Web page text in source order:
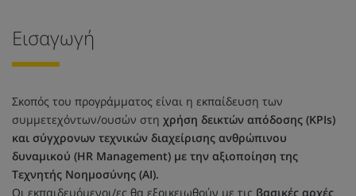
Εισαγωγή
Σκοπός του προγράμματος είναι η εκπαίδευση των
συμμετεχόντων/ουσών στη χρήση δεικτών απόδοσης (KPIs)
και σύγχρονων τεχνικών διαχείρισης ανθρώπινου
δυναμικού (HR Management) με την αξιοποίηση της
Τεχνητής Νοημοσύνης (AI).
Οι εκπαιδευόμενοι/ες θα εξοικειωθούν με τις βασικές αρχές